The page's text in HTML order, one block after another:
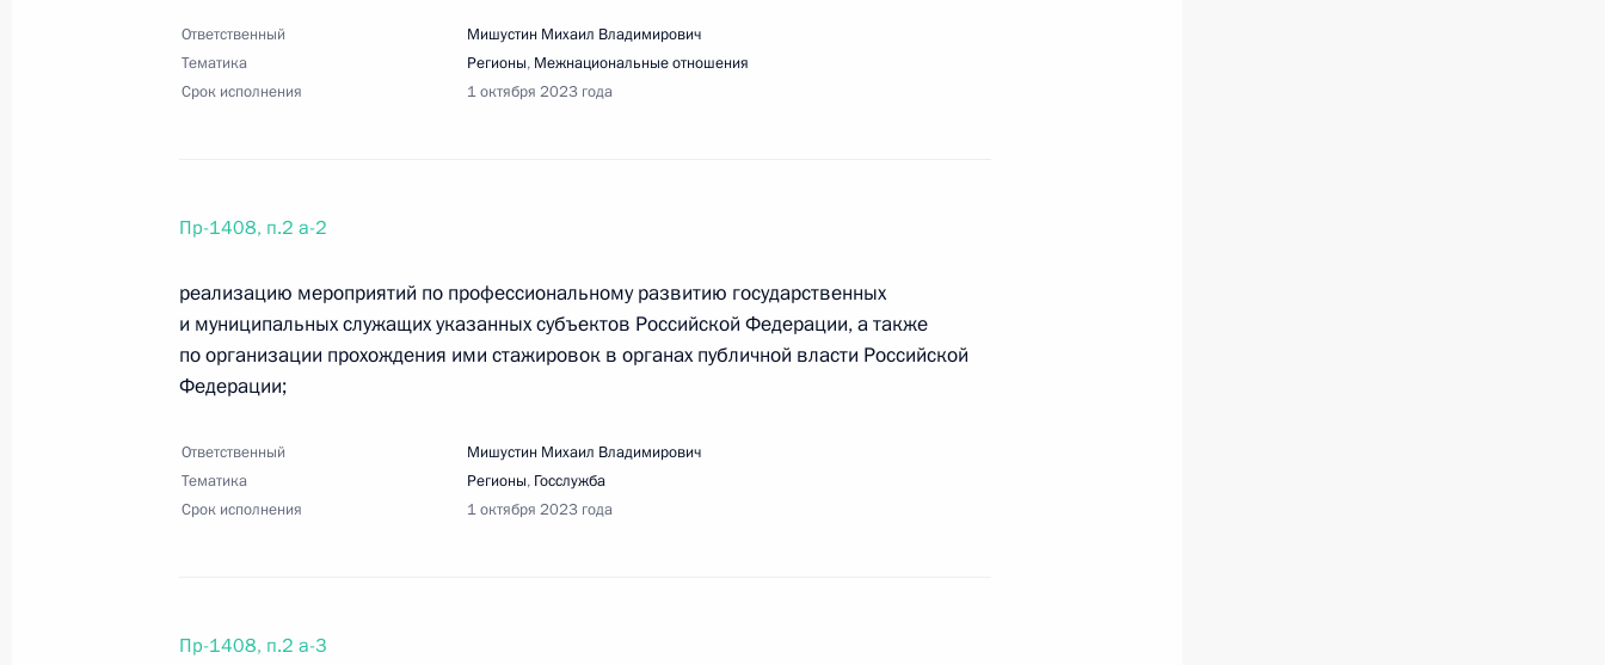
33 поручения
30 июля 2023 года, воскресенье
судоходства
30 июля 2023 года, 20:00 35 поручений
Перечень поручений по итогам заседания Совета по реализации государственной
Ответственный
Мишустин Михаил Владимирович
Тематика
Регионы, Межнациональные отношения
Срок исполнения
1 октября 2023 года
Пр-1408, п.2 а-2
реализацию мероприятий по профессиональному развитию государственных
и муниципальных служащих указанных субъектов Российской Федерации, а также
по организации прохождения ими стажировок в органах публичной власти Российской
Федерации;
Ответственный
Мишустин Михаил Владимирович
Тематика
Регионы, Госслужба
Срок исполнения
1 октября 2023 года
Пр-1408, п.2 а-3